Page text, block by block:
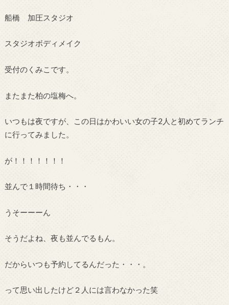
船橋 加圧スタジオ
スタジオボディメイク
受付のくみこです。
またまた柏の塩梅へ。
いつもは夜ですが、この日はかわいい女の子2人と初めてランチ
に行ってみました。
が！！！！！！！
並んで１時間待ち・・・
うそーーーん
そうだよね、夜も並んでるもん。
だからいつも予約してるんだった・・・。
って思い出したけど２人には言わなかった笑